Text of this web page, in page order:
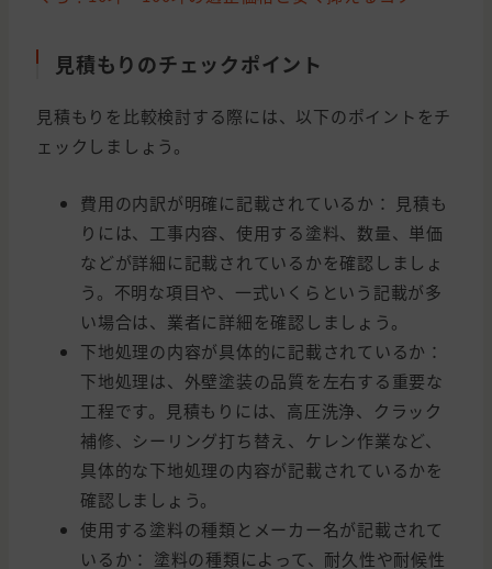
見積もりのチェックポイント
見積もりを比較検討する際には、以下のポイントをチ
ェックしましょう。
費用の内訳が明確に記載されているか： 見積も
りには、工事内容、使用する塗料、数量、単価
などが詳細に記載されているかを確認しましょ
う。不明な項目や、一式いくらという記載が多
い場合は、業者に詳細を確認しましょう。
下地処理の内容が具体的に記載されているか：
下地処理は、外壁塗装の品質を左右する重要な
工程です。見積もりには、高圧洗浄、クラック
補修、シーリング打ち替え、ケレン作業など、
具体的な下地処理の内容が記載されているかを
確認しましょう。
使用する塗料の種類とメーカー名が記載されて
いるか： 塗料の種類によって、耐久性や耐候性